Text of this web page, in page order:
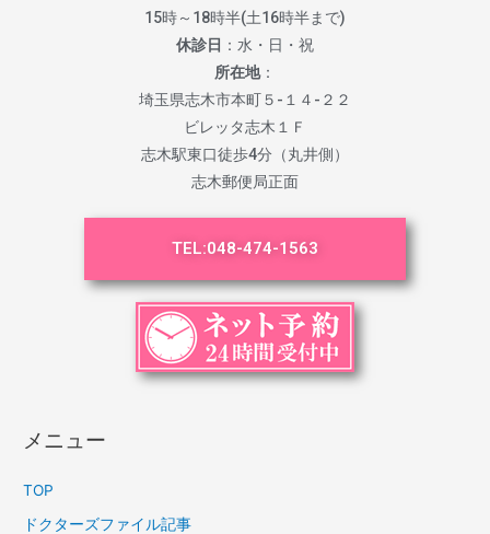
15時～18時半(土16時半まで)
休診日 ：水・日・祝
所在地：
埼玉県志木市本町５-１４-２２
ビレッタ志木１Ｆ
志木駅東口徒歩4分（丸井側）
志木郵便局正面
TEL:048-474-1563
メニュー
TOP
ドクターズファイル記事